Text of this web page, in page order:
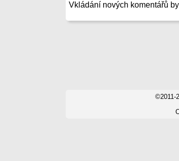
Vkládání nových komentářů
©2011-